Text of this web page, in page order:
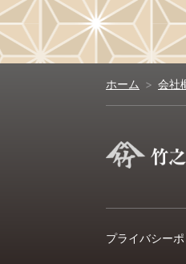
ホーム 会社
プライバシー